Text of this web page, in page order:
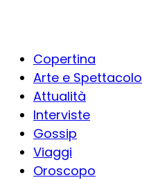
Copertina
Arte e Spettacolo
Attualità
Interviste
Gossip
Viaggi
Oroscopo